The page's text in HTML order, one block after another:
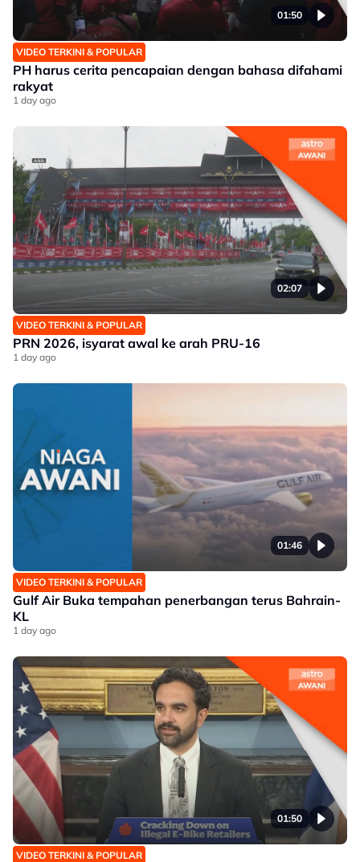
01:50
VIDEO TERKINI & POPULAR
PH harus cerita pencapaian dengan bahasa difahami
rakyat
1 day ago
02:07
VIDEO TERKINI & POPULAR
PRN 2026, isyarat awal ke arah PRU-16
1 day ago
01:46
VIDEO TERKINI & POPULAR
Gulf Air Buka tempahan penerbangan terus Bahrain-
KL
1 day ago
01:50
VIDEO TERKINI & POPULAR